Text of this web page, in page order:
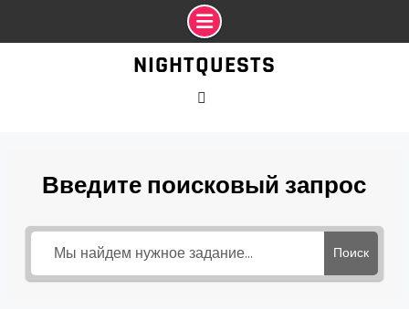
NIGHTQUESTS
Введите поисковый запрос
Поиск